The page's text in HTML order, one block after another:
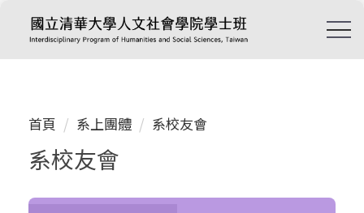
主
首頁 系上團體 系校友會
系校友會